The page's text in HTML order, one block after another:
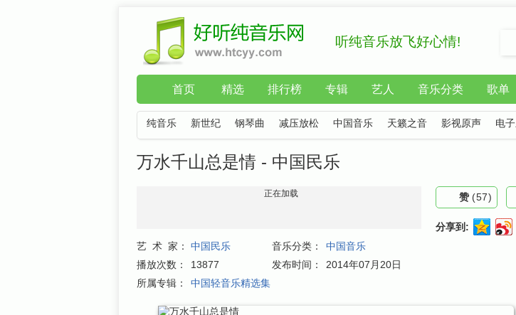
听纯音乐放飞好心情!
首页 精选 排行榜 专辑 艺人 音乐分类 歌单
纯音乐 新世纪 钢琴曲 减压放松 中国音乐 天籁之音 影视原声 电
万水千山总是情 - 中国民乐
正在加载
艺 术 家： 中国民乐 音乐分类：
中国音乐
播放次数：
13877 发布时间：
2014年07月20日
所属专辑：
中国轻音乐精选集
赞 (57)
分享到: